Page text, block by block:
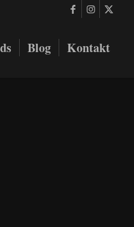
Blog Kontakt